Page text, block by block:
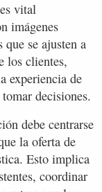
vital
imágenes
se ajusten a
los clientes,
experiencia de
decisiones.
debe centrarse
la oferta de
Esto implica
coordinar